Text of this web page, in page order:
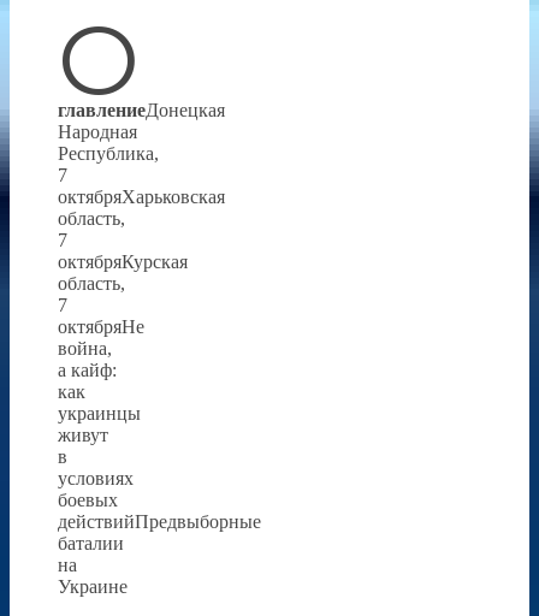
О
главлениеДонецкая
Народная
Республика,
7
октябряХарьковская
область,
7
октябряКурская
область,
7
октябряНе
война,
а кайф:
как
украинцы
живут
в
условиях
боевых
действийПредвыборные
баталии
на
Украине